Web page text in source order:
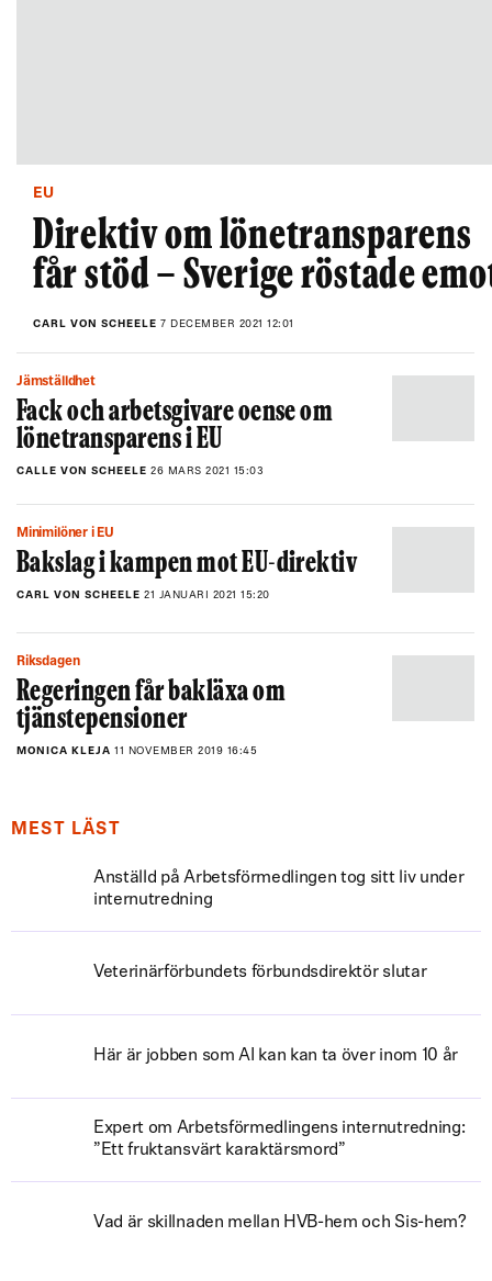
EU
Direktiv om lönetransparens
får stöd – Sverige röstade
CARL VON SCHEELE 7 DECEMBER 2021 12:01
Jämställdhet
Fack och arbetsgivare oense om
lönetransparens i EU
CALLE VON SCHEELE 26 MARS 2021 15:03
Minimilöner i EU
Bakslag i kampen mot EU-direktiv
CARL VON SCHEELE 21 JANUARI 2021 15:20
Riksdagen
Regeringen får bakläxa om
tjänstepensioner
MONICA KLEJA 11 NOVEMBER 2019 16:45
MEST LÄST
Anställd på Arbetsförmedlingen tog sitt liv under
internutredning
Veterinärförbundets förbundsdirektör slutar
Här är jobben som AI kan kan ta över inom 10 år
Expert om Arbetsförmedlingens internutredning:
”Ett fruktansvärt karaktärsmord”
Vad är skillnaden mellan HVB-hem och Sis-hem?